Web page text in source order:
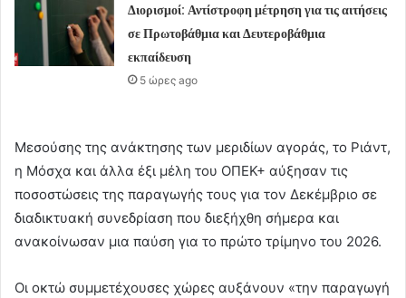
Διορισμοί: Αντίστροφη μέτρηση για τις αιτήσεις
σε Πρωτοβάθμια και Δευτεροβάθμια
εκπαίδευση
5 ώρες ago
Μεσούσης της ανάκτησης των μεριδίων αγοράς, το Ριάντ,
η Μόσχα και άλλα έξι μέλη του ΟΠΕΚ+ αύξησαν τις
ποσοστώσεις της παραγωγής τους για τον Δεκέμβριο σε
διαδικτυακή συνεδρίαση που διεξήχθη σήμερα και
ανακοίνωσαν μια παύση για το πρώτο τρίμηνο του 2026.
Οι οκτώ συμμετέχουσες χώρες αυξάνουν «την παραγωγή